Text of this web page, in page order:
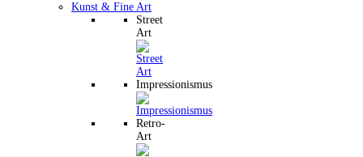
Kunst & Fine Art
Street
Art
Impressionismus
Retro-
Art